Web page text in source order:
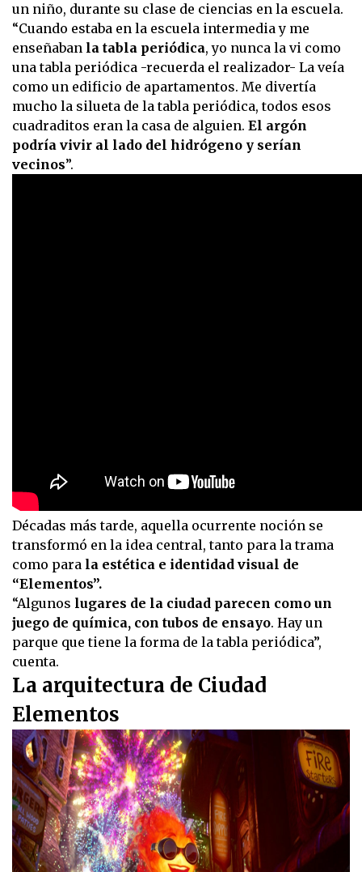
un niño, durante su clase de ciencias en la escuela.
“Cuando estaba en la escuela intermedia y me
enseñaban la tabla periódica, yo nunca la vi como
una tabla periódica -recuerda el realizador- La veía
como un edificio de apartamentos. Me divertía
mucho la silueta de la tabla periódica, todos esos
cuadraditos eran la casa de alguien. El argón
podría vivir al lado del hidrógeno y serían
vecinos”.
Décadas más tarde, aquella ocurrente noción se
transformó en la idea central, tanto para la trama
como para la estética e identidad visual de
“Elementos”.
“Algunos lugares de la ciudad parecen como un
juego de química, con tubos de ensayo. Hay un
parque que tiene la forma de la tabla periódica”,
cuenta.
La arquitectura de Ciudad
Elementos